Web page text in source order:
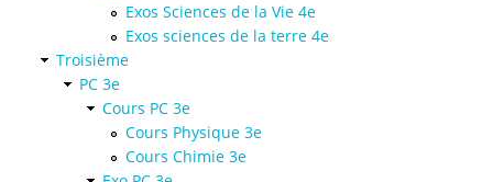
Exos Sciences de la Vie 4e
Exos sciences de la terre 4e
Troisième
PC 3e
Cours PC 3e
Cours Physique 3e
Cours Chimie 3e